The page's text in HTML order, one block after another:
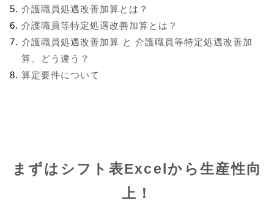
介護職員処遇改善加算とは？
介護職員等特定処遇改善加算とは？
介護職員処遇改善加算 と 介護職員等特定処遇改善加
算、どう違う？
算定要件について
まずはシフト表Excelから生産性向
上！